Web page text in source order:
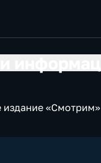
издание «Смотрим»